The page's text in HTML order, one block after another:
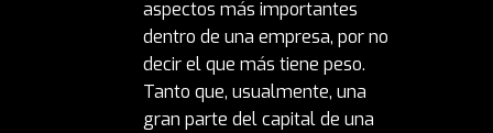
aspectos más importantes
dentro de una empresa, por no
decir el que más tiene peso.
Tanto que, usualmente, una
gran parte del capital de una